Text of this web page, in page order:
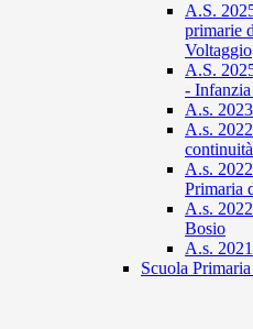
A.S.
primarie
Voltaggio
A.S.
-
A.s.
A.s.
A.s.
Primaria
A.s.
Bosio
A.s.
Scuola